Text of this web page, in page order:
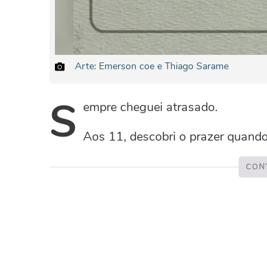
Arte: Emerson coe e Thiago Sarame
Sempre cheguei atrasado.
Aos 11, descobri o prazer